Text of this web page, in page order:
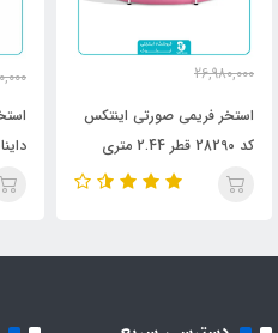
26,980,000
24,800,000 تومان
استخر فریمی صورتی اینتکس
کد 28290 قطر 2.44 متری